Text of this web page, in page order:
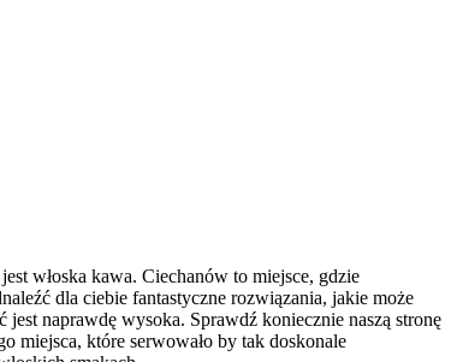
włoska kawa. Ciechanów to miejsce, gdzie
dla ciebie fantastyczne rozwiązania, jakie może
naprawdę wysoka. Sprawdź koniecznie naszą stronę
miejsca, które serwowało by tak doskonale